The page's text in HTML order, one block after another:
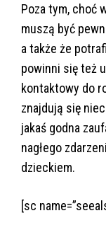
Poza tym, choć
muszą być
a także że
powinni się też
kontaktowy do
znajdują się
jakaś godna
nagłego
dzieckiem.
[sc